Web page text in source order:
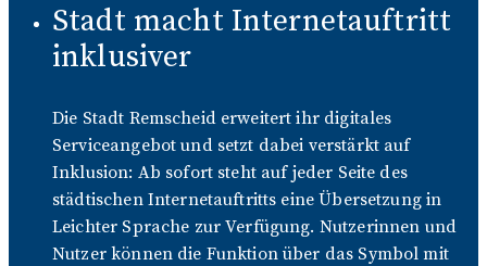
Stadt macht Internetauftritt
inklusiver
Die Stadt Remscheid erweitert ihr digitales
Serviceangebot und setzt dabei verstärkt auf
Inklusion: Ab sofort steht auf jeder Seite des
städtischen Internetauftritts eine Übersetzung in
Leichter Sprache zur Verfügung. Nutzerinnen und
Nutzer können die Funktion über das Symbol mit